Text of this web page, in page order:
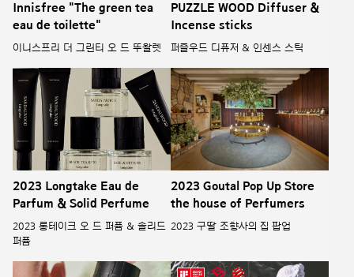
Innisfree "The green tea
eau de toilette"
이니스프리 더 그린티 오 드 뚜왈렛
PUZZLE WOOD Diffuser &
Incense sticks
퍼즐우드 디퓨저 & 인센스 스틱
2023 Longtake Eau de
Parfum & Solid Perfume
2023 롱테이크 오 드 퍼퓸 & 솔리드
퍼퓸
2023 Goutal Pop Up Store
the house of Perfumers
2023 구딸 조향사의 집 팝업